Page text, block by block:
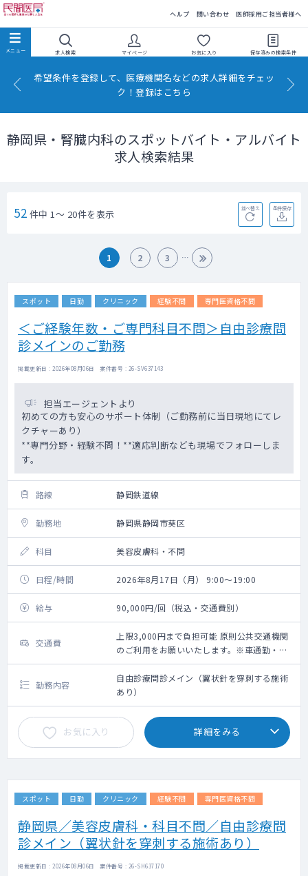
ヘルプ 問い合わせ 医師採用ご担当者様へ
求人検索 マイページ お気に入り 保存済みの検索条件
希望条件を登録して、医療機関名などの求人詳細をチェッ
ク！登録はこちら
静岡県・腎臓内科のスポットバイト・アルバイト
求人検索結果
52 件中 1～ 20件を表示 並べ替え 条件保存
1 2 3
スポット 日勤 クリニック 経験不問 専門医資格不問
＜ご経験年数・ご専門科目不問＞自由診療問
診メインのご勤務
掲載更新日 : 2026年08月06日 案件番号 : 26-SV637143
担当エージェントより
初めての方も安心のサポート体制（ご勤務前に当日現地にてレ
クチャーあり）
**専門分野・経験不問！**適応判断なども現場でフォローしま
す。
路線 静岡鉄道線
勤務地 静岡県静岡市葵区
科目 美容皮膚科・不問
日程/時間 2026年8月17日（月） 9:00～19:00
給与 90,000円/回（税込・交通費別）
交通費
上限3,000円まで負担可能 原則公共交通機関
のご利用をお願いいたします。※車通勤・タ
クシー利用要相談
勤務内容
自由診療問診メイン（翼状針を穿刺する施術
あり）
お気に入り 詳細をみる
スポット 日勤 クリニック 経験不問 専門医資格不問
静岡県／美容皮膚科・科目不問／自由診療問
診メイン（翼状針を穿刺する施術あり）
掲載更新日 : 2026年08月06日 案件番号 : 26-SH637170